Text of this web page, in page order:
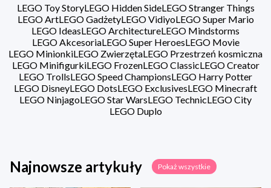
LEGO Toy StoryLEGO Hidden SideLEGO Stranger Things
LEGO ArtLEGO GadżetyLEGO VidiyoLEGO Super Mario
LEGO IdeasLEGO ArchitectureLEGO Mindstorms
LEGO AkcesoriaLEGO Super HeroesLEGO Movie
LEGO MinionkiLEGO ZwierzętaLEGO Przestrzeń kosmiczna
LEGO MinifigurkiLEGO FrozenLEGO ClassicLEGO Creator
LEGO TrollsLEGO Speed ChampionsLEGO Harry Potter
LEGO DisneyLEGO DotsLEGO ExclusivesLEGO Minecraft
LEGO NinjagoLEGO Star WarsLEGO TechnicLEGO City
LEGO Duplo
Najnowsze artykuły Pokaż wszystkie